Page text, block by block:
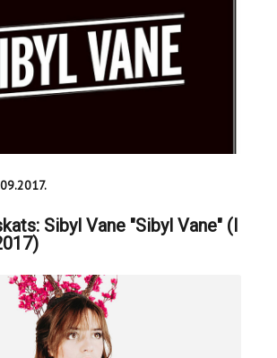
Sibyl Vane "Sibyl Vane" (I